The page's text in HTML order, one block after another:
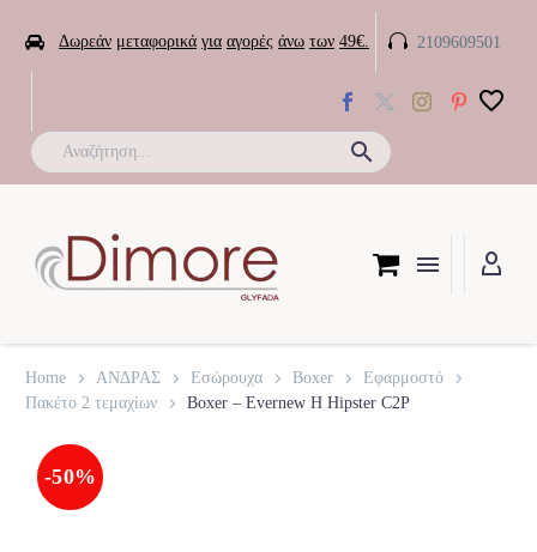
 Δωρεάν μεταφορικά για αγορές άνω των 49€. 
 2109609501
Home ΑΝΔΡΑΣ Εσώρουχα Boxer
Εφαρμοστό
Πακέτο 2 τεμαχίων
Boxer – Evernew H Hipster C2P
-50%